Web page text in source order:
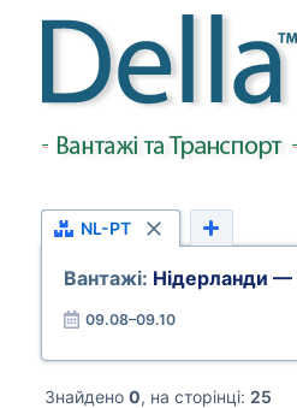
NL-PT
Вантажі: Нідерланди —
09.08–09.10
Знайдено 0, на сторінці: 25